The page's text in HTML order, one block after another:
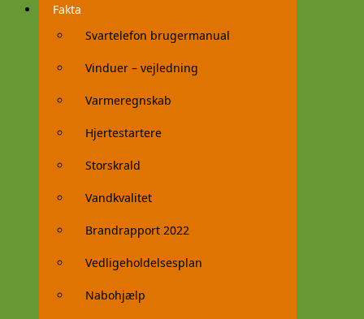
Fakta
Svartelefon brugermanual
Vinduer – vejledning
Varmeregnskab
Hjertestartere
Storskrald
Vandkvalitet
Brandrapport 2022
Vedligeholdelsesplan
Nabohjælp